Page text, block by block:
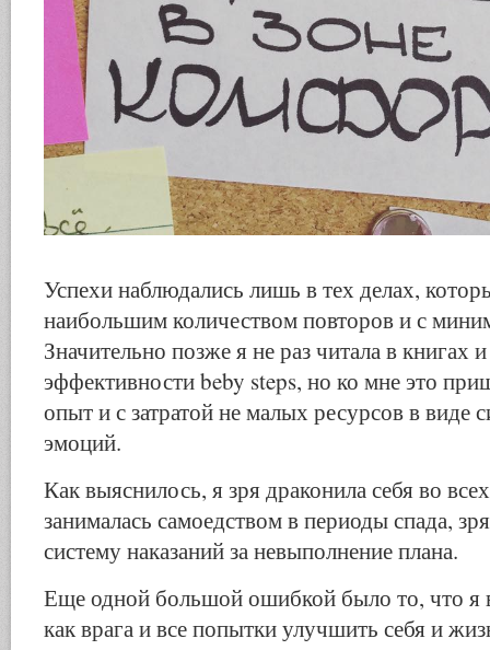
Успехи наблюдались лишь в тех делах,
наибольшим количеством повторов и с
Значительно позже я не раз читала в книгах
эффективности beby steps, но ко мне это
опыт и с затратой не малых ресурсов в виде
эмоций.
Как выяснилось, я зря драконила себя во
занималась самоедством в периоды спада,
систему наказаний за невыполнение плана.
Еще одной большой ошибкой было то, что я
как врага и все попытки улучшить себя и